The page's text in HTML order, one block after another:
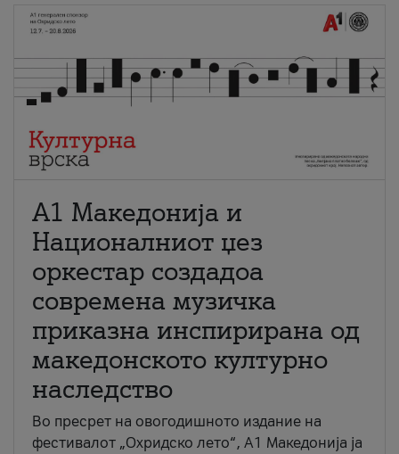
А1 Македонија и
Националниот џез
оркестар создадоа
современа музичка
приказна инспирирана од
македонското културно
наследство
Во пресрет на овогодишното издание на
фестивалот „Охридско лето“, А1 Македонија ја